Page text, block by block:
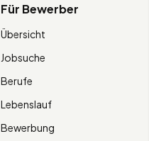
Für Bewerber
Übersicht
Jobsuche
Berufe
Lebenslauf
Bewerbung